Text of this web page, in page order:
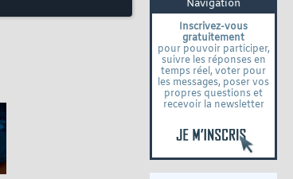
Navigation
Inscrivez-vous
gratuitement
pour pouvoir participer,
suivre les réponses en
temps réel, voter pour
les messages, poser vos
propres questions et
recevoir la newsletter